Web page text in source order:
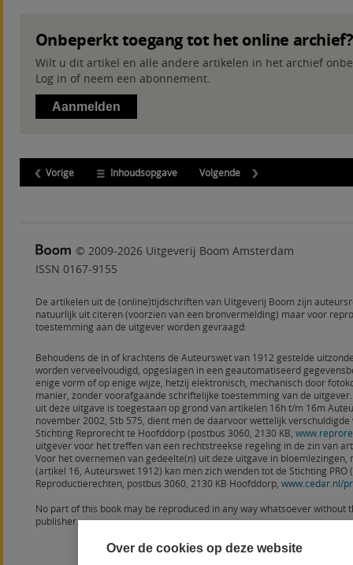
Over de cookies op deze website
Onbeperkt toegang tot het online archief?
Wilt u dit artikel en alle andere artikelen in het archief
Log in of neem een abonnement.
Aanmelden
Vorige Inhoudsopgave Volgende
© 2009-2026 Uitgeverij Boom Amsterdam
ISSN 0167-9155
De artikelen uit de (online)tijdschriften van Uitgeverij Boom zijn
natuurlijk uit citeren (voorzien van een bronvermelding) maar voor
toestemming aan de uitgever worden gevraagd:
Behoudens de in of krachtens de Auteurswet van 1912 gestelde
worden verveelvoudigd, opgeslagen in een geautomatiseerd
enige vorm of op enige wijze, hetzij elektronisch, mechanisch door
manier, zonder voorafgaande schriftelijke toestemming van de
uit deze uitgave is toegestaan op grond van artikelen 16h t/m 16m
november 2002, Stb 575, dient men de daarvoor wettelijk
Stichting Reprorecht te Hoofddorp (postbus 3060, 2130 KB,
uitgever voor het treffen van een rechtstreekse regeling in de zin van
Voor het overnemen van gedeelte(n) uit deze uitgave in
(artikel 16, Auteurswet 1912) kan men zich wenden tot de Stichting PRO
Reproductierechten, postbus 3060, 2130 KB Hoofddorp, www.cedar.nl/
No part of this book may be reproduced in any way whatsoever without
publisher.